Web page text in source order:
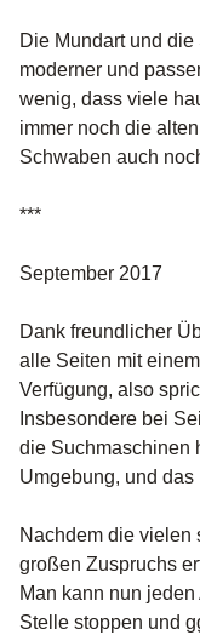
Die Mundart und
moderner und
wenig, dass viele
immer noch die
Schwaben auch
***
September 2017
Dank freundlicher
alle Seiten mit
Verfügung, also
Insbesondere bei
die Suchmaschinen
Umgebung, und das
Nachdem die vielen
großen Zuspruchs
Man kann nun
Stelle stoppen und